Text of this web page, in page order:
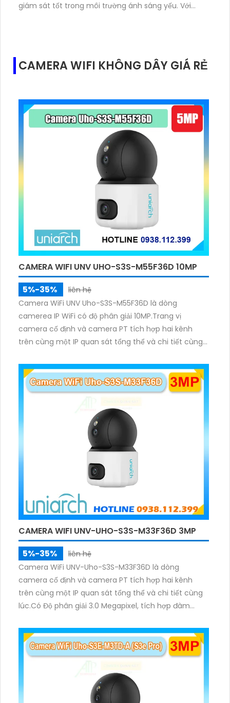
giám sát tốt trong môi trường ánh sáng yếu. Với
chức năng PTZ và zoom quang giám sát linh hoạt.
Được tích hợp công nghệ AI và hỗ trợ lưu trữ dữ liệu
camera này tiết kiệm chi phí mà vẫn đảm bảo chất
lượng video cao.
CAMERA WIFI KHÔNG DÂY GIÁ RẺ
CAMERA WIFI UNV UHO-S3S-M55F36D 10MP
5%-35%
liên hệ
Camera WiFi UNV Uho-S3S-M55F36D là dòng
camerea IP WiFi có độ phân giải 10MP.Trang vị
camera cố định và camera PT tích hợp hai kênh
trên cùng một IP quan sát tổng thể và chi tiết cùng
ánh sáng. Kết hợp hồng ngoại và đèn ấm cho hình
ảnh có màu trong nhiều điều kiện khác nhau trong
phạm vi 3m.
CAMERA WIFI UNV-UHO-S3S-M33F36D 3MP
5%-35%
liên hệ
Camera WiFi UNV-Uho-S3S-M33F36D là dòng
camera cố định và camera PT tích hợp hai kênh
trên cùng một IP quan sát tổng thể và chi tiết cùng
lúc.Có Độ phân giải 3.0 Megapixel, tích hợp đàm
sáng ấm lên đến 10m.